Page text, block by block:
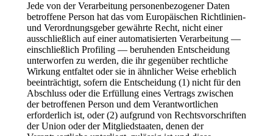
Jede von der Verarbeitung personenbezogener Daten
betroffene Person hat das vom Europäischen Richtlinien-
und Verordnungsgeber gewährte Recht, nicht einer
ausschließlich auf einer automatisierten Verarbeitung —
einschließlich Profiling — beruhenden Entscheidung
unterworfen zu werden, die ihr gegenüber rechtliche
Wirkung entfaltet oder sie in ähnlicher Weise erheblich
beeinträchtigt, sofern die Entscheidung (1) nicht für den
Abschluss oder die Erfüllung eines Vertrags zwischen
der betroffenen Person und dem Verantwortlichen
erforderlich ist, oder (2) aufgrund von Rechtsvorschriften
der Union oder der Mitgliedstaaten, denen der